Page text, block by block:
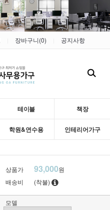
장바구니(0) 공지사항
테이블 책장
학원&연수용
인테리어가구
상품가 93,000원
배송비
(착불)
모델